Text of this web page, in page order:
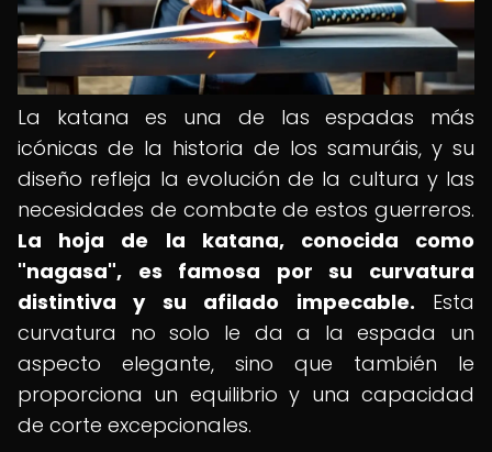
La katana es una de las espadas más
icónicas de la historia de los samuráis, y su
diseño refleja la evolución de la cultura y las
necesidades de combate de estos guerreros.
La hoja de la katana, conocida como
"nagasa", es famosa por su curvatura
distintiva y su afilado impecable. Esta
curvatura no solo le da a la espada un
aspecto elegante, sino que también le
proporciona un equilibrio y una capacidad
de corte excepcionales.